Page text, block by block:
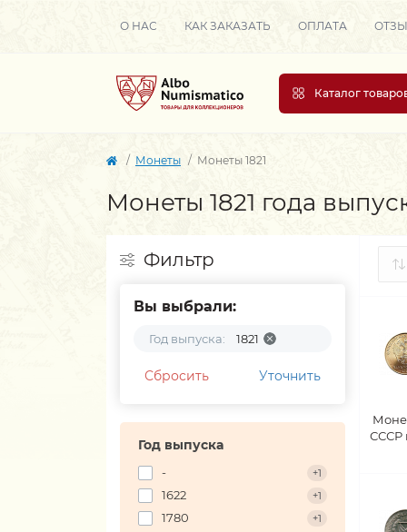
О НАС КАК ЗАКАЗАТЬ ОПЛАТА
Каталог
Монеты Монеты 1821
Монеты 1821 года
Фильтр
Вы выбрали:
Год выпуска: 1821
Сбросить Уточнить
Год выпуска
- +1
1622 +1
1780 +1
СССР